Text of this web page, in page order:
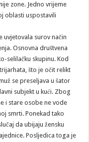
zone. Jedno vrijeme
oblasti uspostavili
uvjetovala surov način
Osnovna društvena
selilačku skupinu. Kod
što je očit relikt
se preseljava u šator
subjekt u kući. Zbog
i stare osobe ne vode
smrti. Ponekad tako
da ubijaju žensku
Posljedica toga je